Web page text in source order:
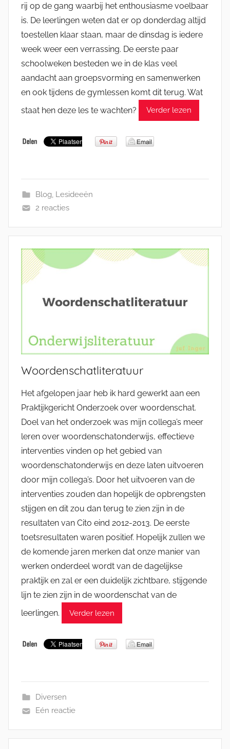
rij op de gang waarbij het enthousiasme voelbaar
is. De leerlingen weten dat er op donderdag altijd
toestellen klaar staan, maar de dinsdag is iedere
week weer een verrassing. De eerste paar
schoolweken besteden we in de klas veel
aandacht aan groepsvorming en samenwerken
en ook tijdens de gymlessen komt dit terug. Wat
staat hen deze les te wachten?
Verder lezen
Blog, Lesideeën
2 reacties
Woordenschatliteratuur
Het afgelopen jaar heb ik hard gewerkt aan een
Praktijkgericht Onderzoek over woordenschat.
Doel van het onderzoek was mijn collega’s meer
leren over woordenschatonderwijs, effectieve
interventies vinden op het gebied van
woordenschatonderwijs en deze laten uitvoeren
door mijn collega’s. Door het uitvoeren van de
interventies zouden dan hopelijk de opbrengsten
stijgen en dit zou dan terug te zien zijn in de
resultaten van Cito eind 2012-2013. De eerste
toetsresultaten waren positief. Hopelijk zullen we
de komende jaren merken dat onze manier van
werken onderdeel wordt van de dagelijkse
praktijk en zal er een duidelijk zichtbare, stijgende
lijn te zien zijn in de woordenschat van de
leerlingen.
Verder lezen
Diversen
Eén reactie